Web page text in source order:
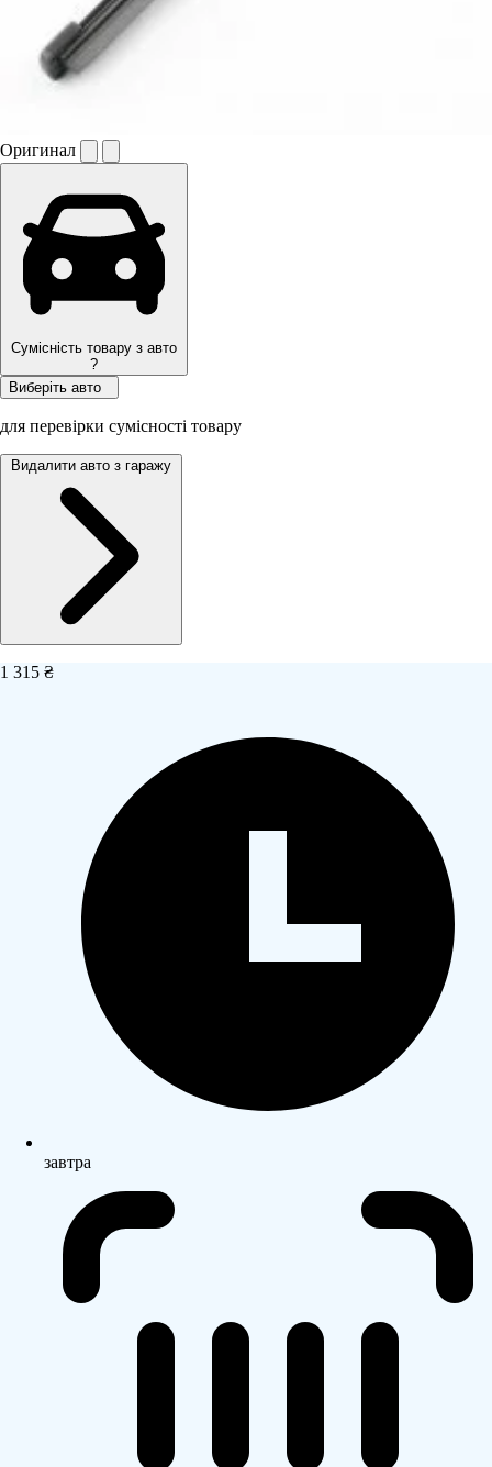
Оригинал
Сумісність товару з авто
?
Виберіть авто
для перевірки сумісності товару
Видалити авто з гаражу
1 315 ₴
завтра